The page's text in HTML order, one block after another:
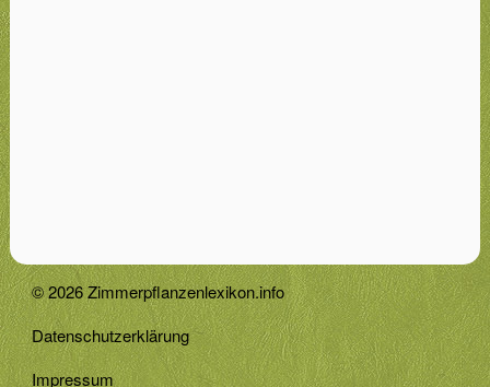
© 2026 Zimmerpflanzenlexikon.info
Datenschutzerklärung
Impressum